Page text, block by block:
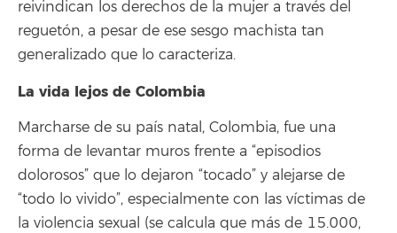
reivindican los derechos de la mujer a través del
reguetón, a pesar de ese sesgo machista tan
generalizado que lo caracteriza.
La vida lejos de Colombia
Marcharse de su país natal, Colombia, fue una
forma de levantar muros frente a “episodios
dolorosos” que lo dejaron “tocado” y alejarse de
“todo lo vivido”, especialmente con las víctimas de
la violencia sexual (se calcula que más de 15.000,